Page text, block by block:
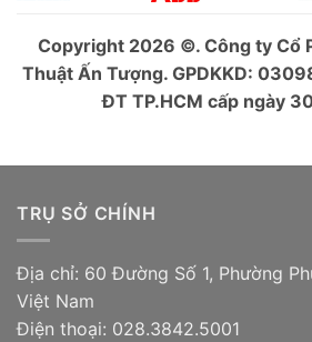
Copyright 2026 ©. Công ty Cổ
Thuật Ấn Tượng. GPDKKD:
ĐT TP.HCM cấp ngày
TRỤ SỞ CHÍNH
Địa chỉ: 60 Đường Số 1, Phường
Việt Nam
Điện thoại: 028.3842.5001